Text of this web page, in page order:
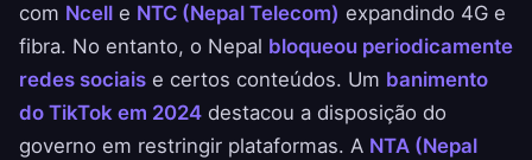
com Ncell e NTC (Nepal Telecom) expandindo 4G e
fibra. No entanto, o Nepal bloqueou periodicamente
redes sociais e certos conteúdos. Um banimento
do TikTok em 2024 destacou a disposição do
governo em restringir plataformas. A NTA (Nepal